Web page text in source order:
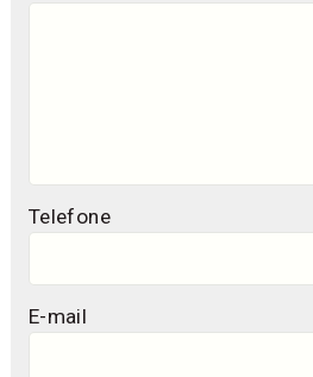
Telefone
E-mail